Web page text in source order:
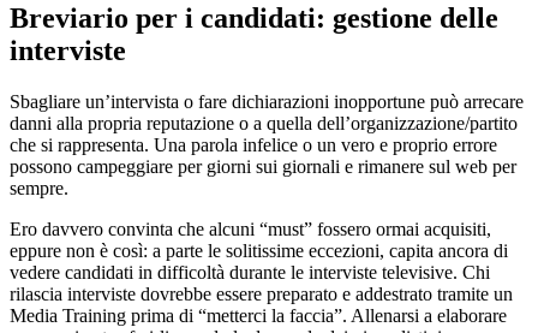
Breviario per i candidati: gestione delle
interviste
Sbagliare un’intervista o fare dichiarazioni inopportune può arrecare
danni alla propria reputazione o a quella dell’organizzazione/partito
che si rappresenta. Una parola infelice o un vero e proprio errore
possono campeggiare per giorni sui giornali e rimanere sul web per
sempre.
Ero davvero convinta che alcuni “must” fossero ormai acquisiti,
eppure non è così: a parte le solitissime eccezioni, capita ancora di
vedere candidati in difficoltà durante le interviste televisive. Chi
rilascia interviste dovrebbe essere preparato e addestrato tramite un
Media Training prima di “metterci la faccia”. Allenarsi a elaborare